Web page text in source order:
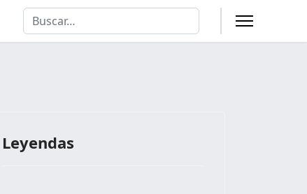
Buscar
Type 2 or more characters for results.
Leyendas